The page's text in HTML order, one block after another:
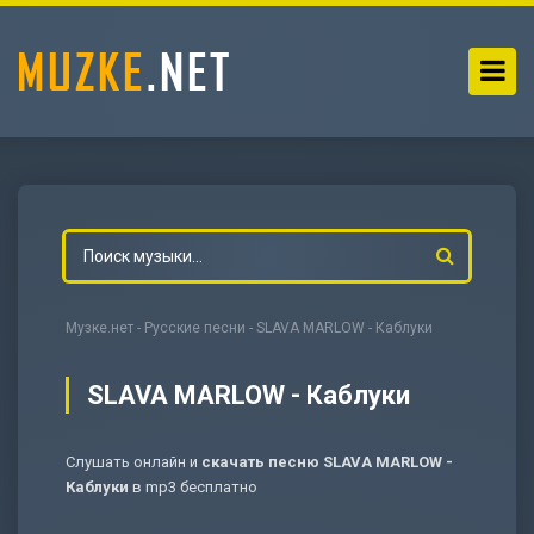
Музке.нет - Русские песни - SLAVA MARLOW - Каблуки
SLAVA MARLOW - Каблуки
Слушать онлайн и скачать песню SLAVA MARLOW -
Каблуки в mp3 бесплатно